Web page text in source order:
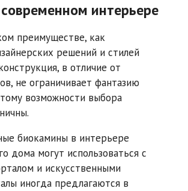
интерьере
преимуществе, как
решений и стилей
в отличие от
не ограничивает фантазию
возможности выбора
биокамины в интерьере
дома могут использоваться с
и искусственными
иногда предлагаются в